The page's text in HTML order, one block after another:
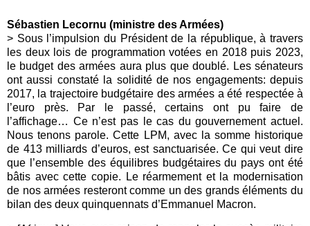
Sébastien Lecornu (ministre des Armées)
> Sous l’impulsion du Président de la république, à travers
les deux lois de programmation votées en 2018 puis 2023,
le budget des armées aura plus que doublé. Les sénateurs
ont aussi constaté la solidité de nos engagements: depuis
2017, la trajectoire budgétaire des armées a été respectée à
l’euro près. Par le passé, certains ont pu faire de
l’affichage… Ce n’est pas le cas du gouvernement actuel.
Nous tenons parole. Cette LPM, avec la somme historique
de 413 milliards d’euros, est sanctuarisée. Ce qui veut dire
que l’ensemble des équilibres budgétaires du pays ont été
bâtis avec cette copie. Le réarmement et la modernisation
de nos armées resteront comme un des grands éléments du
bilan des deux quinquennats d’Emmanuel Macron.